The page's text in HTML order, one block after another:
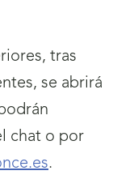
tras
se abrirá
chat o por
.